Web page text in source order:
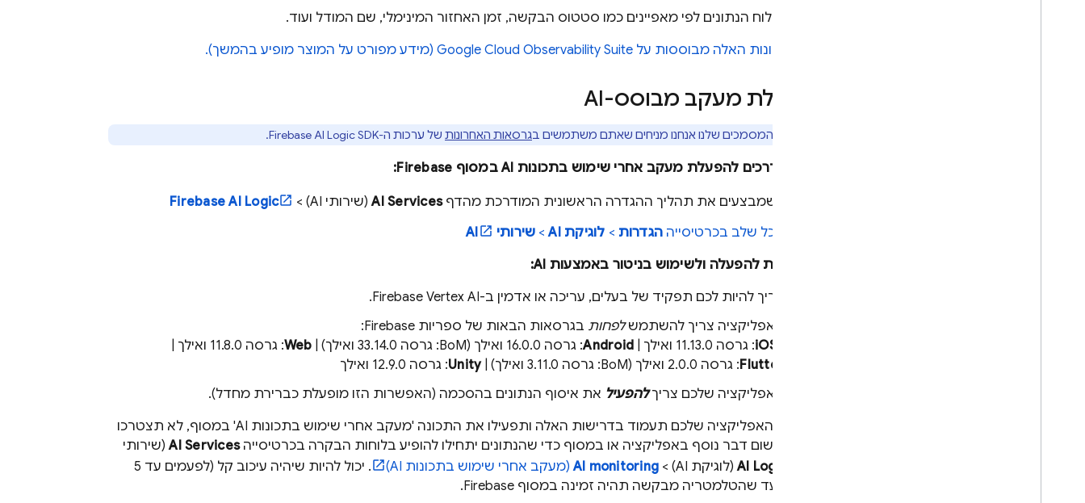
פילוח הנתונים לפי מאפיינים כמו סטטוס הבקשה, זמן האחזור המינימלי, שם המודל ועוד.
כל התכונות האלה מבוססות על
Google Cloud Observability Suite (מידע מפורט על המוצר מופיע בהמשך).
הפעלת מעקב מבוסס-AI
בכל המסמכים שלנו אנחנו מניחים שאתם משתמשים בגרסאות האחרונות של ערכות ה-SDK‏ Firebase AI Logic
.
אלה הדרכים להפעלת מעקב אחרי שימוש בתכונות AI במסוף Firebase
:
כשמבצעים את תהליך ההגדרה הראשונית המודרכת מהדףAI Services(שירותי AI) >
Firebase AI Logic
בכל שלב בכרטיסייה הגדרות > לוגיקת AI > שירותי AI
הדרישות להפעלה ולשימוש בניטור באמצעות AI:
צריך להיות לכם תפקיד של בעלים, עריכה או אדמין ב-Firebase Vertex AI.
באפליקציה צריך להשתמשלפחות בגרסאות הבאות של ספריות Firebase:‏
iOS+‎: גרסה 11.13.0 ואילך | ‫ Android: גרסה 16.0.0 ואילך (BoM: גרסה 33.14.0 ואילך) | ‫ Web
: גרסה 11.8.0 ואילך |
Flutter: גרסה 2.0.0 ואילך (BoM: גרסה 3.11.0 ואילך) | ‫ Unity: גרסה 12.9.0 ואילך
באפליקציה שלכם צריךלהפעיל את איסוף הנתונים בהסכמה (האפשרות הזו מופעלת כברירת מחדל).
אחרי שהאפליקציה שלכם תעמוד בדרישות האלה ותפעילו את התכונה 'מעקב אחרי שימוש בתכונות AI' במסוף, לא תצטרכו
לעשות שום דבר נוסף באפליקציה או במסוף כדי שהנתונים יתחילו להופיע בלוחות הבקרה בכרטיסייהAI Services(שירותי
AI Logic(לוגיקת AI) > AI monitoring(מעקב אחרי שימוש בתכונות AI)
. יכול להיות שיהיה עיכוב קל (לפעמים עד 5
דקות) עד שהטלמטריה מבקשה תהיה זמינה במסוף Firebase
.